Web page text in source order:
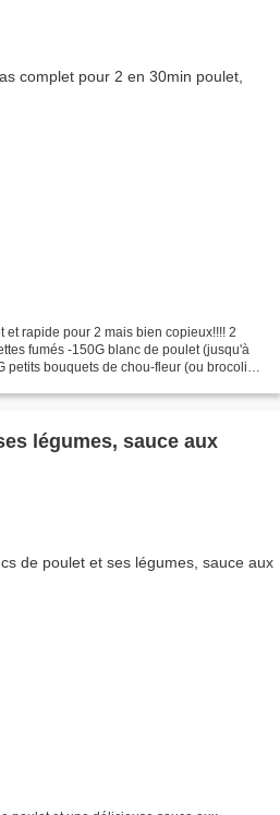
et rapide pour 2 mais bien copieux!!!! 2
fumés -150G blanc de poulet (jusqu'à
bouquets de chou-fleur (ou brocolis)
légumes, sauce aux